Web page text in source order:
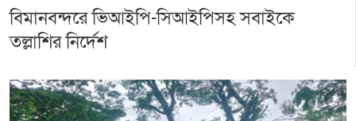
বিমানবন্দরে ভিআইপি-সিআইপিসহ সবাইকে
তল্লাশির নির্দেশ